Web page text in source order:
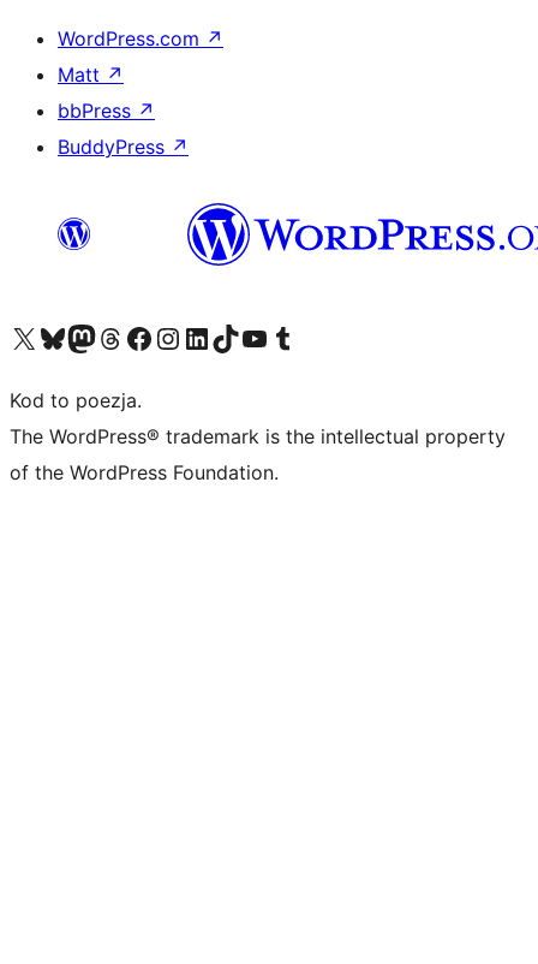
WordPress.com ↗
Matt ↗
bbPress ↗
BuddyPress ↗
Odwiedź nasze konto X (dawniej Twitter)
Odwiedź nasze konto Bluesky
Odwiedź nasze konto na Mastodoncie
Odwiedź naszego Threadsa
Odwiedź naszego Facebooka
Odwiedź nasze konto na Instagramie
Odwiedź nasze konto na LinkedIn
Odwiedź naszego TikToka
Odwiedź nasz kanał YouTube
Odwiedź naszego Tumblra
Kod to poezja.
The WordPress® trademark is the intellectual property
of the WordPress Foundation.